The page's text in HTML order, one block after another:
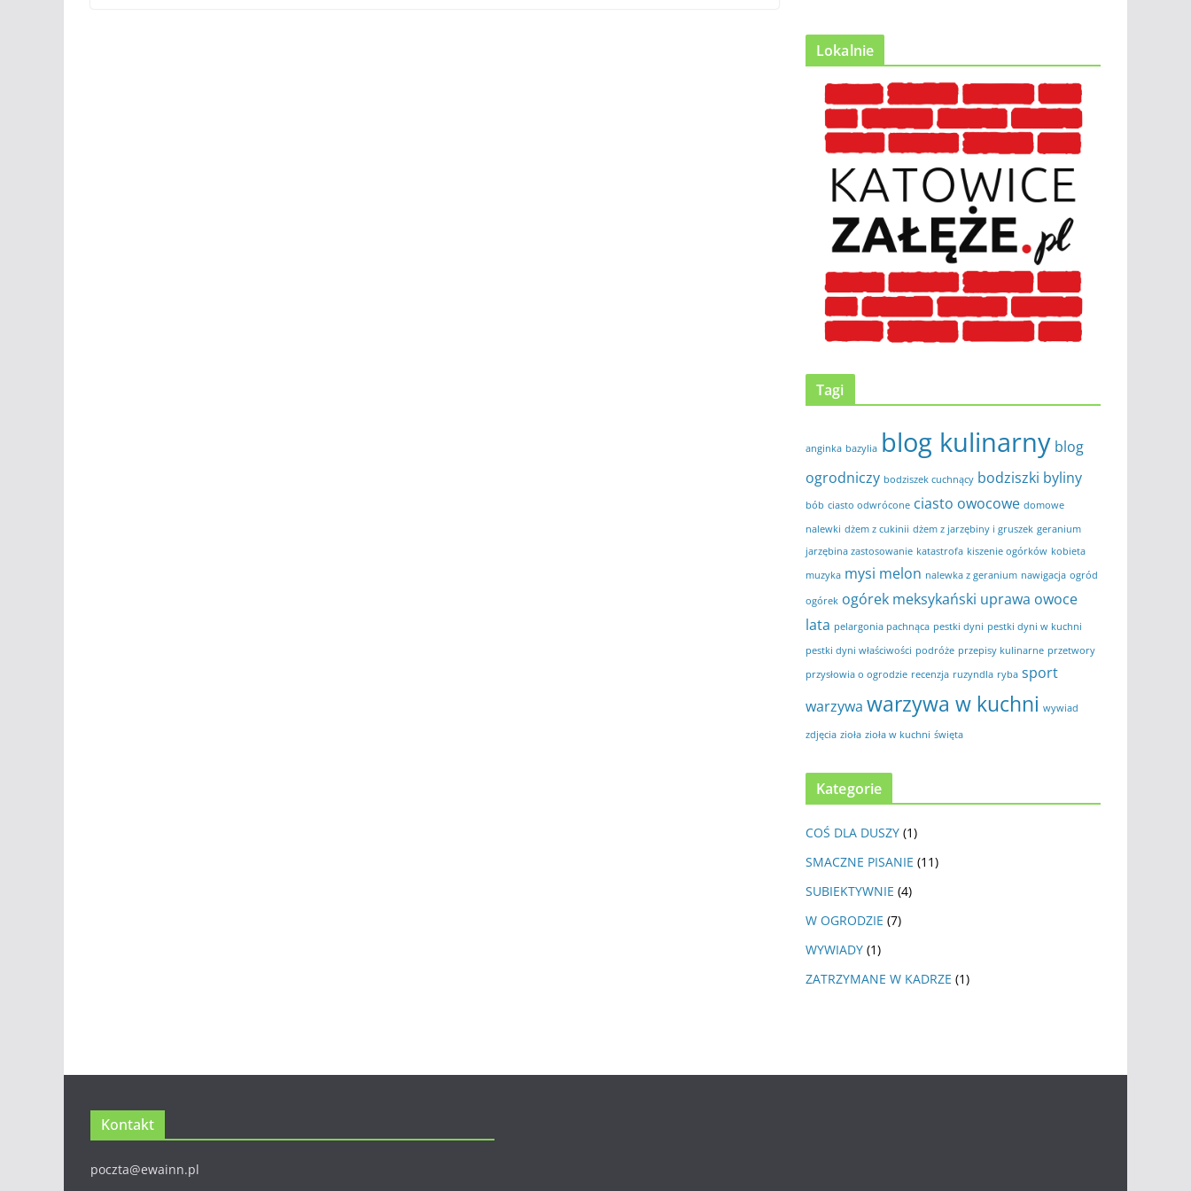
Lokalnie
Tagi
anginka bazylia blog kulinarny blog
ogrodniczy bodziszek cuchnący bodziszki byliny
bób ciasto odwrócone ciasto owocowe domowe
nalewki dżem z cukinii dżem z jarzębiny i gruszek geranium
jarzębina zastosowanie katastrofa kiszenie ogórków kobieta
muzyka mysi melon nalewka z geranium nawigacja ogród
ogórek ogórek meksykański uprawa owoce
lata pelargonia pachnąca pestki dyni pestki dyni w kuchni
pestki dyni właściwości podróże przepisy kulinarne przetwory
przysłowia o ogrodzie recenzja ruzyndla ryba sport
warzywa warzywa w kuchni wywiad
zdjęcia zioła zioła w kuchni święta
Kategorie
COŚ DLA DUSZY (1)
SMACZNE PISANIE (11)
SUBIEKTYWNIE (4)
W OGRODZIE (7)
WYWIADY (1)
ZATRZYMANE W KADRZE (1)
Kontakt
poczta@ewainn.pl